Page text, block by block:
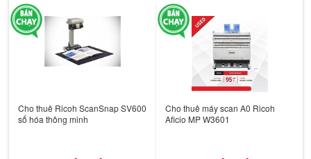
Cho thuê Ricoh ScanSnap SV600
số hóa thông minh
Cho thuê máy scan A0 Ricoh
Aficio MP W3601